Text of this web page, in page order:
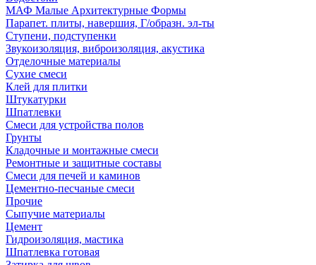
МАФ Малые Архитектурные Формы
Парапет. плиты, навершия, Г/образн. эл-ты
Ступени, подступенки
Звукоизоляция, виброизоляция, акустика
Отделочные материалы
Сухие смеси
Клей для плитки
Штукатурки
Шпатлевки
Смеси для устройства полов
Грунты
Кладочные и монтажные смеси
Ремонтные и защитные составы
Смеси для печей и каминов
Цементно-песчаные смеси
Прочие
Сыпучие материалы
Цемент
Гидроизоляция, мастика
Шпатлевка готовая